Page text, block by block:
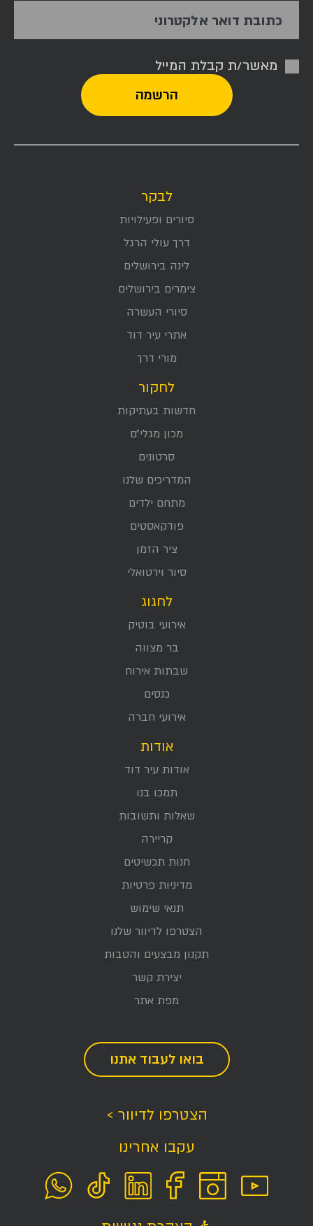
כתובת דואר אלקטרוני
מאשר/ת קבלת המייל
לבקר
סיורים ופעילויות
דרך עולי הרגל
לינה בירושלים
צימרים בירושלים
סיורי העשרה
אתרי עיר דוד
מורי דרך
לחקור
חדשות בעתיקות
מכון מגלי״ם
סרטונים
המדריכים שלנו
מתחם ילדים
פודקאסטים
ציר הזמן
סיור וירטואלי
לחגוג
אירועי בוטיק
בר מצווה
שבתות אירוח
כנסים
אירועי חברה
אודות
אודות עיר דוד
תמכו בנו
שאלות ותשובות
קריירה
חנות תכשיטים
מדיניות פרטיות
תנאי שימוש
הצטרפו לדיוור שלנו
תקנון מבצעים והטבות
יצירת קשר
מפת אתר
בואו לעבוד אתנו
הצטרפו לדיוור >
עקבו אחרינו